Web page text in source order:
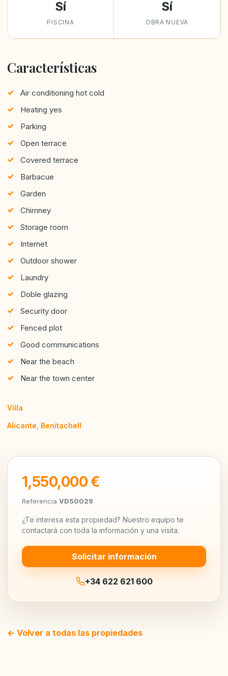
Sí
PISCINA
Sí
OBRA NUEVA
Características
Air conditioning hot cold
Heating yes
Parking
Open terrace
Covered terrace
Barbacue
Garden
Chimney
Storage room
Internet
Outdoor shower
Laundry
Doble glazing
Security door
Fenced plot
Good communications
Near the beach
Near the town center
Villa
Alicante Benitachell
1,550,000 €
Referencia VD50029
¿Te interesa esta propiedad? Nuestro equipo te
contactará con toda la información y una visita.
Solicitar información
+34 622 621 600
← Volver a todas las propiedades